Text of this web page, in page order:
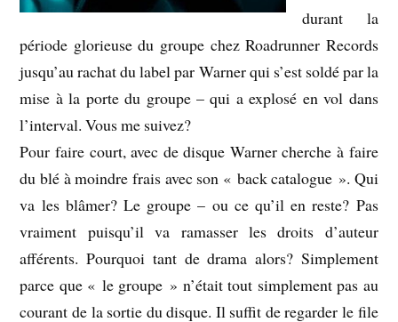
durant la
période glorieuse du groupe chez Roadrunner Records
jusqu’au rachat du label par Warner qui s’est soldé par la
mise à la porte du groupe – qui a explosé en vol dans
l’interval. Vous me suivez?
Pour faire court, avec de disque Warner cherche à faire
du blé à moindre frais avec son « back catalogue ». Qui
va les blâmer? Le groupe – ou ce qu’il en reste? Pas
vraiment puisqu’il va ramasser les droits d’auteur
afférents. Pourquoi tant de drama alors? Simplement
parce que « le groupe » n’était tout simplement pas au
courant de la sortie du disque. Il suffit de regarder le file